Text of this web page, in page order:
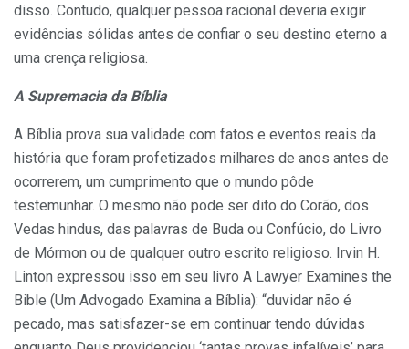
disso. Contudo, qualquer pessoa racional deveria exigir
evidências sólidas antes de confiar o seu destino eterno a
uma crença religiosa.
A Supremacia da Bíblia
A Bíblia prova sua validade com fatos e eventos reais da
história que foram profetizados milhares de anos antes de
ocorrerem, um cumprimento que o mundo pôde
testemunhar. O mesmo não pode ser dito do Corão, dos
Vedas hindus, das palavras de Buda ou Confúcio, do Livro
de Mórmon ou de qualquer outro escrito religioso. Irvin H.
Linton expressou isso em seu livro A Lawyer Examines the
Bible (Um Advogado Examina a Bíblia): “duvidar não é
pecado, mas satisfazer-se em continuar tendo dúvidas